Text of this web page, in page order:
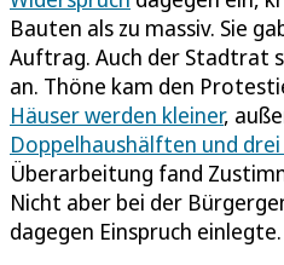
Bauten als zu massiv. Sie
Auftrag. Auch der Stadtrat
an. Thöne kam den
Häuser werden kleiner,
Doppelhaushälften und
Überarbeitung fand
Nicht aber bei der
dagegen Einspruch einlegte.